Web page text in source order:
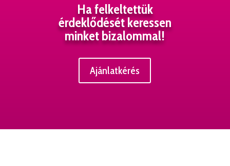
Ha felkeltettük
érdeklődését keressen
minket bizalommal!
Ajánlatkérés